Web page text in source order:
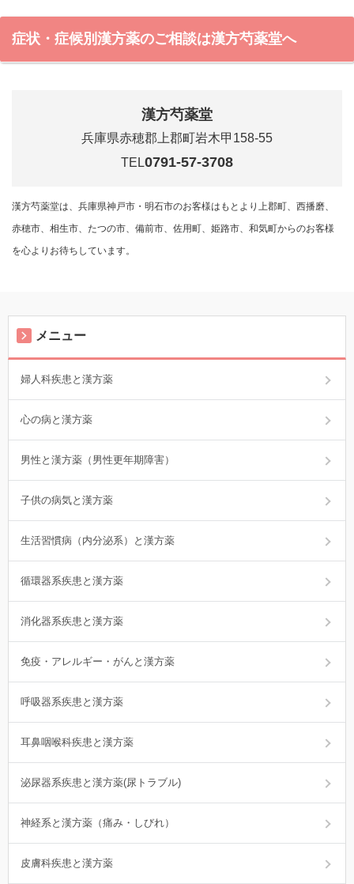
症状・症候別漢方薬のご相談は漢方芍薬堂へ
漢方芍薬堂
兵庫県赤穂郡上郡町岩木甲158-55
TEL0791-57-3708
漢方芍薬堂は、兵庫県神戸市・明石市のお客様はもとより上郡町、西播磨、
赤穂市、相生市、たつの市、備前市、佐用町、姫路市、和気町からのお客様
を心よりお待ちしています。
メニュー
婦人科疾患と漢方薬
心の病と漢方薬
男性と漢方薬（男性更年期障害）
子供の病気と漢方薬
生活習慣病（内分泌系）と漢方薬
循環器系疾患と漢方薬
消化器系疾患と漢方薬
免疫・アレルギー・がんと漢方薬
呼吸器系疾患と漢方薬
耳鼻咽喉科疾患と漢方薬
泌尿器系疾患と漢方薬(尿トラブル)
神経系と漢方薬（痛み・しびれ）
皮膚科疾患と漢方薬